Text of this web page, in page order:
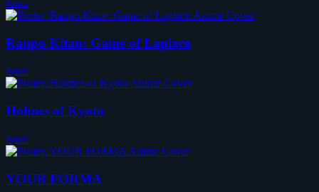
Krimi
Ranpo Kitan: Game of Laplace
Krimi
Holmes of Kyoto
Krimi
YOUR FORMA